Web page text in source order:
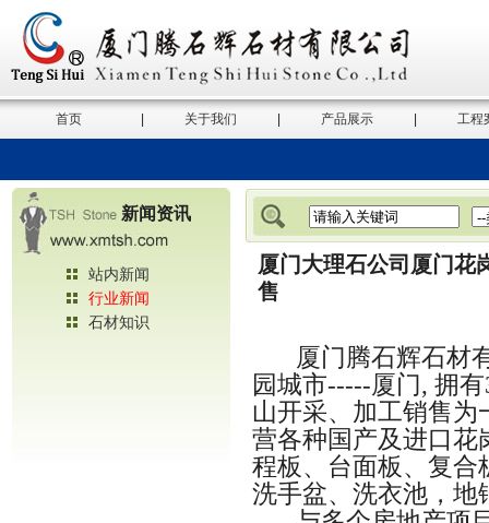
首页 关于我们 产品展示 工程
新闻资讯
站内新闻
行业新闻
石材知识
厦门大理石公司厦门花
售
厦门腾石辉石材
园城市-----厦门, 拥有
山开采、加工销售为
营各种国产及进口花
程板、台面板、复合
洗手盆、洗衣池，地